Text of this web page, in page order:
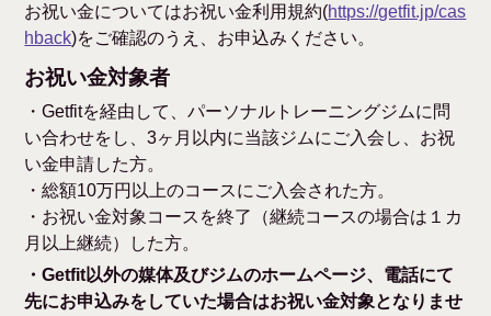
お祝い金についてはお祝い金利用規約(https://getfit.jp/cas
hback)をご確認のうえ、お申込みください。
お祝い金対象者
・Getfitを経由して、パーソナルトレーニングジムに問
い合わせをし、3ヶ月以内に当該ジムにご入会し、お祝
い金申請した方。
・総額10万円以上のコースにご入会された方。
・お祝い金対象コースを終了（継続コースの場合は１カ
月以上継続）した方。
・Getfit以外の媒体及びジムのホームページ、電話にて
先にお申込みをしていた場合はお祝い金対象となりませ